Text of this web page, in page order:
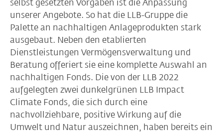
selbst gesetzten Vorgaben ist die Anpassung
unserer Angebote. So hat die LLB-Gruppe die
Palette an nachhaltigen Anlageprodukten stark
ausgebaut. Neben den etablierten
Dienstleistungen Vermögensverwaltung und
Beratung offeriert sie eine komplette Auswahl an
nachhaltigen Fonds. Die von der LLB 2022
aufgelegten zwei dunkelgrünen LLB Impact
Climate Fonds, die sich durch eine
nachvollziehbare, positive Wirkung auf die
Umwelt und Natur auszeichnen, haben bereits ein